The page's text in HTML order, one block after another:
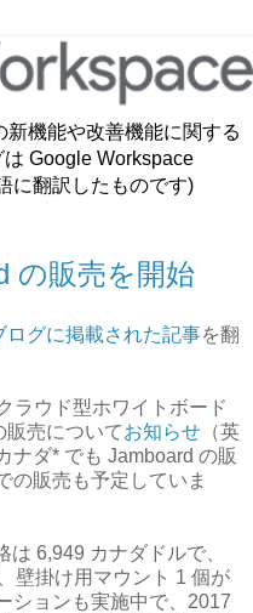
機能や改善機能に関する
Google Workspace
に翻訳したものです)
の販売を開始
ログに掲載された記事を翻
ラウド型ホワイトボード
販売についてお知らせ （英
ナダ* でも Jamboard の販
の販売も予定していま
6,949 カナダドルで、
壁掛け用マウント 1 個が
ションも実施中で、2017